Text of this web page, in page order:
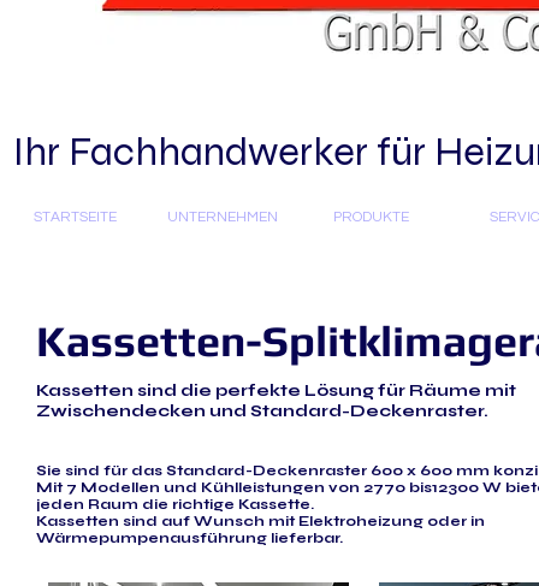
Ihr Fachhandwerker für
STARTSEITE UNTERNEHMEN PRODUKTE
Kassetten sind die perfekte Lösung für Räume mit
Zwischendecken und Standard-Deckenraster.
Sie sind für das Standard-Deckenraster 600 x 600 mm
Mit 7 Modellen und Kühlleistungen von 2770 bis12300 W
jeden Raum die richtige Kassette.
Kassetten sind auf Wunsch mit Elektroheizung oder in
Wärmepumpenausführung lieferbar.
Kassetten-